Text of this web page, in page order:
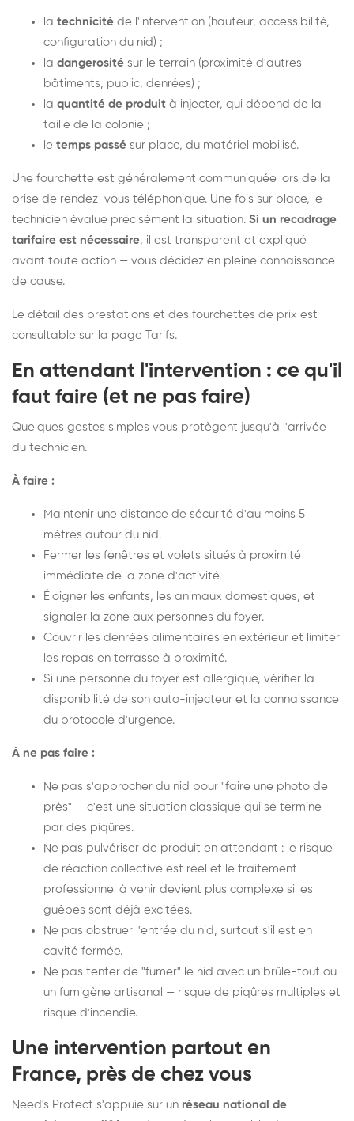
la technicité de l'intervention (hauteur, accessibilité,
configuration du nid) ;
la dangerosité sur le terrain (proximité d'autres
bâtiments, public, denrées) ;
la quantité de produit à injecter, qui dépend de la
taille de la colonie ;
le temps passé sur place, du matériel mobilisé.
Une fourchette est généralement communiquée lors de la
prise de rendez-vous téléphonique. Une fois sur place, le
technicien évalue précisément la situation. Si un recadrage
tarifaire est nécessaire, il est transparent et expliqué
avant toute action — vous décidez en pleine connaissance
de cause.
Le détail des prestations et des fourchettes de prix est
consultable sur la page Tarifs.
En attendant l'intervention : ce qu'il
faut faire (et ne pas faire)
Quelques gestes simples vous protègent jusqu'à l'arrivée
du technicien.
À faire :
Maintenir une distance de sécurité d'au moins 5
mètres autour du nid.
Fermer les fenêtres et volets situés à proximité
immédiate de la zone d'activité.
Éloigner les enfants, les animaux domestiques, et
signaler la zone aux personnes du foyer.
Couvrir les denrées alimentaires en extérieur et limiter
les repas en terrasse à proximité.
Si une personne du foyer est allergique, vérifier la
disponibilité de son auto-injecteur et la connaissance
du protocole d'urgence.
À ne pas faire :
Ne pas s'approcher du nid pour "faire une photo de
près" — c'est une situation classique qui se termine
par des piqûres.
Ne pas pulvériser de produit en attendant : le risque
de réaction collective est réel et le traitement
professionnel à venir devient plus complexe si les
guêpes sont déjà excitées.
Ne pas obstruer l'entrée du nid, surtout s'il est en
cavité fermée.
Ne pas tenter de "fumer" le nid avec un brûle-tout ou
un fumigène artisanal — risque de piqûres multiples et
risque d'incendie.
Une intervention partout en
France, près de chez vous
Need's Protect s'appuie sur un réseau national de